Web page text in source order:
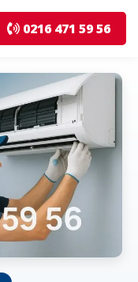
0216 471 59 56